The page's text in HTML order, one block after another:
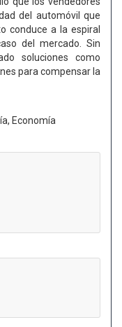
del automóvil que
conduce a la espiral
del mercado. Sin
soluciones como
para compensar la
Economía